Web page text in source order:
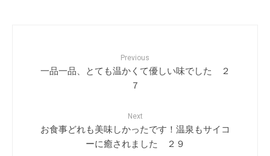
Previous
一品一品、とても温かくて優しい味でした ２
７
Next
お食事どれも美味しかったです！温泉もサイコ
ーに癒されました ２９